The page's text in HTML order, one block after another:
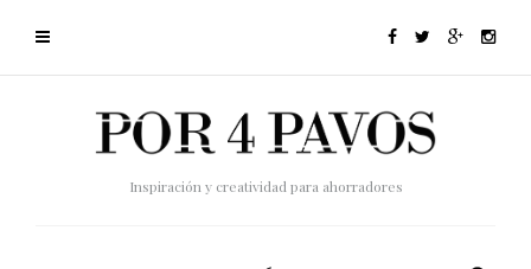
Inspiración y creatividad para ahorradores